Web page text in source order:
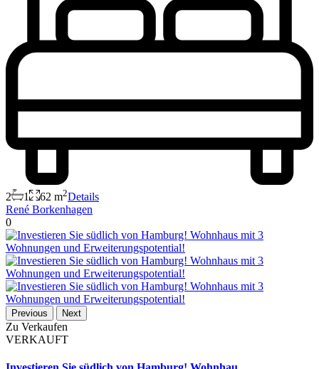
2 1 62 m2Details
René Borkenhagen
0
Previous Next
Zu Verkaufen
VERKAUFT